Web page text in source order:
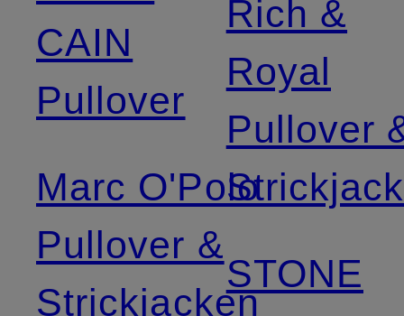
CAIN
Pullover
Marc O'Polo
Pullover &
Strickjacken
Rich &
Royal
Pullover
STONE